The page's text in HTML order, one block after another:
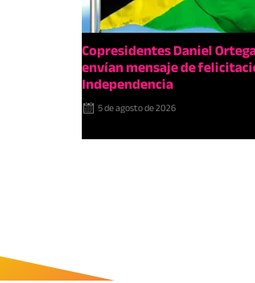
Copresidentes Daniel
envían mensaje de
Independencia
5 de agosto de 2026